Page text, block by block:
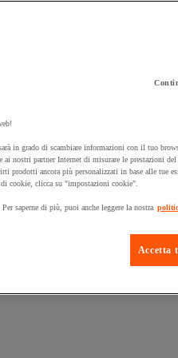
Expert
Prodotti in
in grado di scambiare informazioni con il tuo
nostri partner Internet di misurare le prestazioni
prodotti ancora più personalizzati in base alle tue
cookie, clicca su "impostazioni cookie".
saperne di più, puoi anche leggere la nostra
Accetta